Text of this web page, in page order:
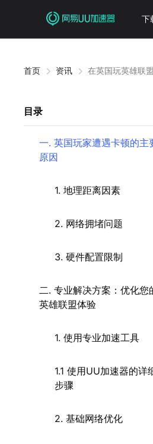
下
首页 资讯 在英国玩英雄联
目录
一. 英国玩家遭遇卡顿的主
原因
1. 地理距离因素
2. 网络拥堵问题
3. 硬件配置限制
二. 专业解决方案：优化您
英雄联盟体验
1. 使用专业加速工具
1.1 使用UU加速器的详
步骤
2. 基础网络优化